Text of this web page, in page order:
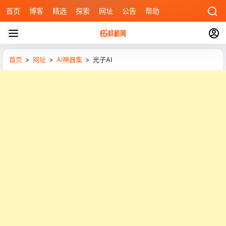
首页 博客 精选 探索 网址 公告 帮助
首页 > 网址 > AI神器集 > 光子AI